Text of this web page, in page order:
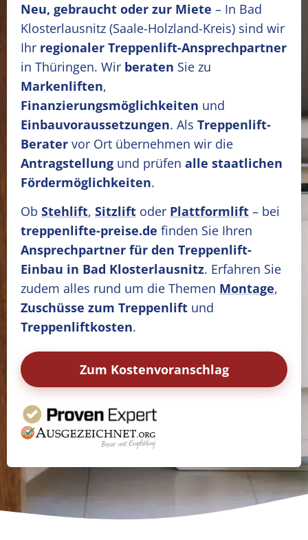
Neu, gebraucht oder zur Miete – In Bad
Klosterlausnitz (Saale-Holzland-Kreis) sind wir
Ihr regionaler Treppenlift-Ansprechpartner
in Thüringen. Wir beraten Sie zu
Markenliften,
Finanzierungsmöglichkeiten und
Einbauvoraussetzungen. Als Treppenlift-
Berater vor Ort übernehmen wir die
Antragstellung und prüfen alle staatlichen
Fördermöglichkeiten.
Ob Stehlift, Sitzlift oder Plattformlift – bei
treppenlifte-preise.de finden Sie Ihren
Ansprechpartner für den Treppenlift-
Einbau in Bad Klosterlausnitz. Erfahren Sie
zudem alles rund um die Themen Montage,
Zuschüsse zum Treppenlift und
Treppenliftkosten.
Zum Kostenvoranschlag